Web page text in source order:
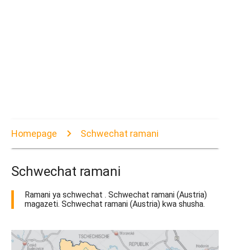
Homepage Schwechat ramani
Schwechat ramani
Ramani ya schwechat . Schwechat ramani (Austria)
magazeti. Schwechat ramani (Austria) kwa shusha.